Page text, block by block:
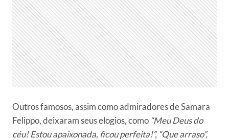
Outros famosos, assim como admiradores de Samara
Felippo, deixaram seus elogios, como “Meu Deus do
céu! Estou apaixonada, ficou perfeita!”, “Que arraso”,